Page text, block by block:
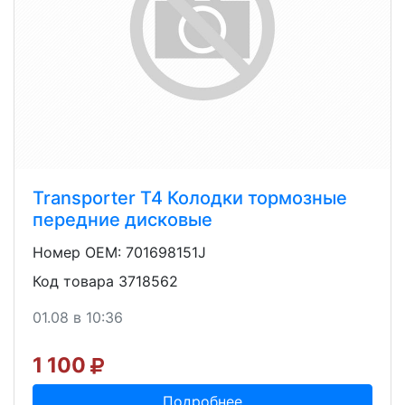
Transporter T4 Колодки тормозные
передние дисковые
Номер OEM: 701698151J
Код товара 3718562
01.08 в 10:36
1 100
Подробнее